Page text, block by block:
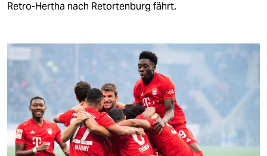
Retro-Hertha nach Retortenburg fährt.